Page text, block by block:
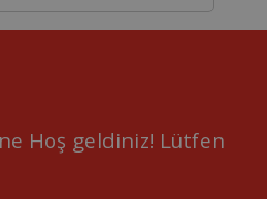
Hoş geldiniz! Lütfen